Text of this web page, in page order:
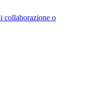
collaborazione o